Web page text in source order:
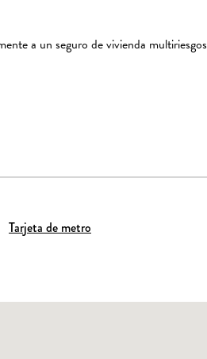
a un seguro de vivienda multiriesgos
Tarjeta de metro